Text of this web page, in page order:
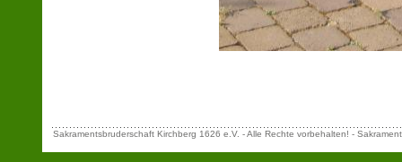
Sakramentsbruderschaft Kirchberg 1626 e.V. - Alle Rechte vorbehalten! -